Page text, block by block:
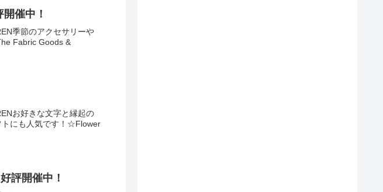
催中！
季節のアクセサリーや
Fabric Goods &
お好きな文字と縁起の
トにも人気です！☆Flower
評開催中！